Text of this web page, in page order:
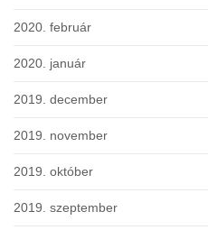
2020. február
2020. január
2019. december
2019. november
2019. október
2019. szeptember